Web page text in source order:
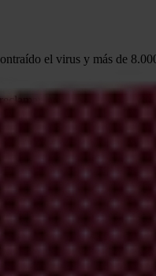
el virus y más de
atención médica.
del corona virus no están
supervisión son débiles, y
podemos aplicar, y
así los servicios de salud a
riesgo de corrupción.